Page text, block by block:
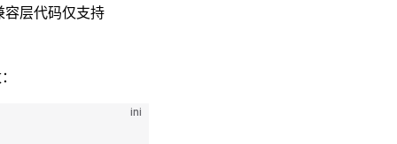
层代码仅支持
ini